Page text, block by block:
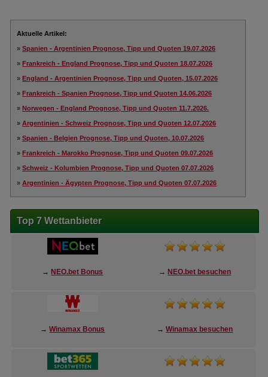
Aktuelle Artikel:
»Spanien - Argentinien Prognose, Tipp und Quoten 19.07.2026
»Frankreich - England Prognose, Tipp und Quoten 18.07.2026
»England - Argentinien Prognose, Tipp und Quoten, 15.07.2026
»Frankreich - Spanien Prognose, Tipp und Quoten 14.06.2026
»Norwegen - England Prognose, Tipp und Quoten 11.7.2026.
»Argentinien - Schweiz Prognose, Tipp und Quoten 12.07.2026
»Spanien - Belgien Prognose, Tipp und Quoten, 10.07.2026
»Frankreich - Marokko Prognose, Tipp und Quoten 09.07.2026
»Schweiz - Kolumbien Prognose, Tipp und Quoten 07.07.2026
»Argentinien - Ägypten Prognose, Tipp und Quoten 07.07.2026
Top 7 Wettanbieter
→ NEO.bet Bonus → NEO.bet besuchen
→Winamax Bonus →Winamax besuchen